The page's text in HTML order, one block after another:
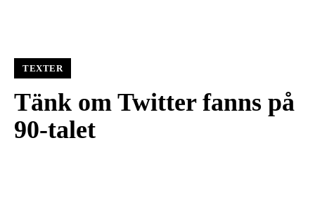
TEXTER
Tänk om Twitter fanns på
90-talet